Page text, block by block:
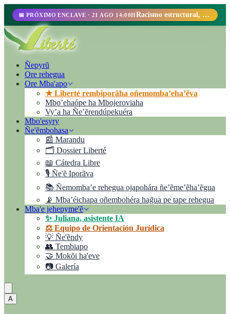
📅 PRÓXIMO ENCLAVE · 21 AGO 14:00H Racismo estructural, perfilamiento racial y abolicionismo carcelario.
Ñepyrũ
Ore rehegua
Ore Mba'apo
★ Liberté rembiporãha oñemomba’eha’ẽva
Mbo’ehaópe ha Mbojeroviaha
Vyʼa ha Ñe’ẽrendúpekuéra
Mbo'esyry
Ñe'ẽmbohasa
📰 Marandu
🗂️ Dossier Liberté
📖 Cátedra Libre
🎙️ Ñe'ẽ Iporãva
📚 Ñemomba’e rehegua ojapohára ñe’ẽme’ẽha’ẽgua
📡 Mba’éichapa oñembohéra hag̃ua pe tape rehegua
Mba'e jehepyme'ẽ
✨ Juliana, asistente IA
⚖️ Equipo de Orientación Jurídica
💡 Ñe'ẽndy
👥 Tembiapo
🤝 Mokõi ha'eve
📷 Galería
A